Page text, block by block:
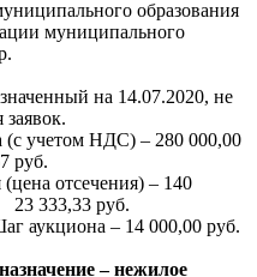
образования
муниципального
на 14.07.2020, не
заявок.
(с учетом НДС) – 280 000,00
руб.
отсечения) – 140
333,33 руб.
аукциона – 14 000,00 руб.
– нежилое